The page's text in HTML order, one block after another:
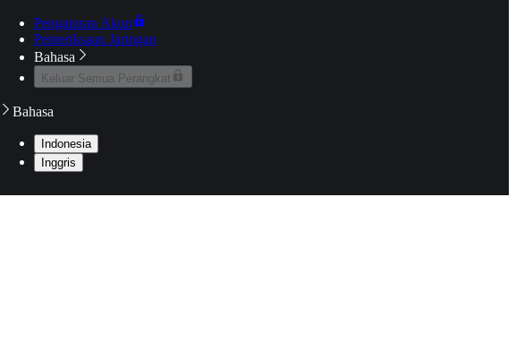
Pengaturan Akun
Pemeriksaan Jaringan
Bahasa
Keluar Semua Perangkat
Bahasa
Indonesia
Inggris